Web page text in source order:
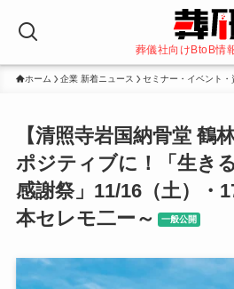
葬儀社向けBtoB情
ホーム 企業 新着ニュース セミナー・イベント・
【清照寺岩国納骨堂 鶴
ポジティブに！「生き
感謝祭」11/16（土）・
本セレモ二ー～
一般公開